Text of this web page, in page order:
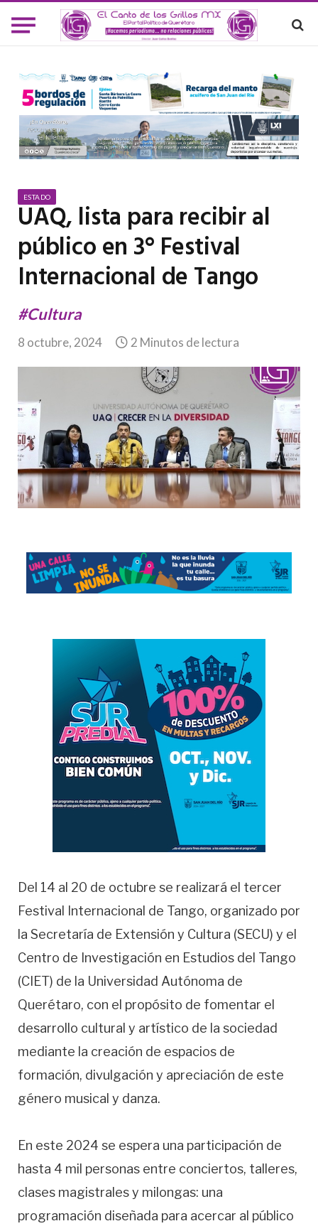
ESTADO
UAQ, lista para recibir al
público en 3° Festival
Internacional de Tango
#Cultura
8 octubre, 2024 2 Minutos de lectura
Del 14 al 20 de octubre se realizará el tercer
Festival Internacional de Tango, organizado por
la Secretaría de Extensión y Cultura (SECU) y el
Centro de Investigación en Estudios del Tango
(CIET) de la Universidad Autónoma de
Querétaro, con el propósito de fomentar el
desarrollo cultural y artístico de la sociedad
mediante la creación de espacios de
formación, divulgación y apreciación de este
género musical y danza.
En este 2024 se espera una participación de
hasta 4 mil personas entre conciertos, talleres,
clases magistrales y milongas: una
programación diseñada para acercar al público